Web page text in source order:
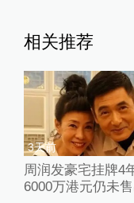
相关推荐
3天前
周润发豪宅挂牌4
6000万港元仍未